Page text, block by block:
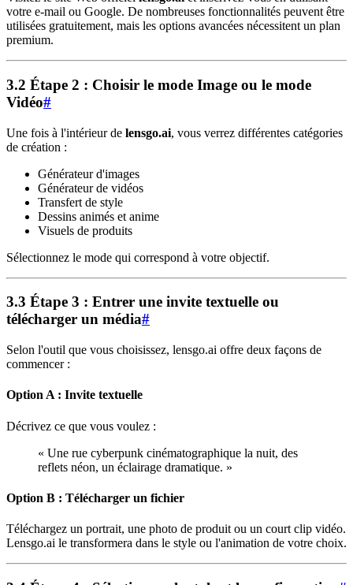
votre e-mail ou Google. De nombreuses fonctionnalités peuvent être
utilisées gratuitement, mais les options avancées nécessitent un plan
premium.
3.2 Étape 2 : Choisir le mode Image ou le mode
Vidéo#
Une fois à l'intérieur de lensgo.ai, vous verrez différentes catégories
de création :
Générateur d'images
Générateur de vidéos
Transfert de style
Dessins animés et anime
Visuels de produits
Sélectionnez le mode qui correspond à votre objectif.
3.3 Étape 3 : Entrer une invite textuelle ou
télécharger un média#
Selon l'outil que vous choisissez, lensgo.ai offre deux façons de
commencer :
Option A : Invite textuelle
Décrivez ce que vous voulez :
« Une rue cyberpunk cinématographique la nuit, des
reflets néon, un éclairage dramatique. »
Option B : Télécharger un fichier
Téléchargez un portrait, une photo de produit ou un court clip vidéo.
Lensgo.ai le transformera dans le style ou l'animation de votre choix.